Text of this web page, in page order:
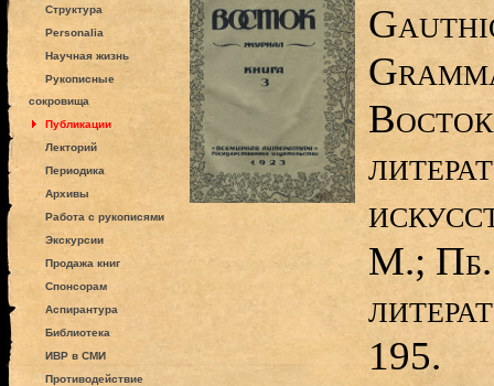
Структура
Personalia
Научная жизнь
Рукописные
сокровища
Публикации
Лекторий
Периодика
Архивы
Работа с рукописями
Экскурсии
Продажа книг
Спонсорам
Аспирантура
Библиотека
ИВР в СМИ
Противодействие
М.;
195.